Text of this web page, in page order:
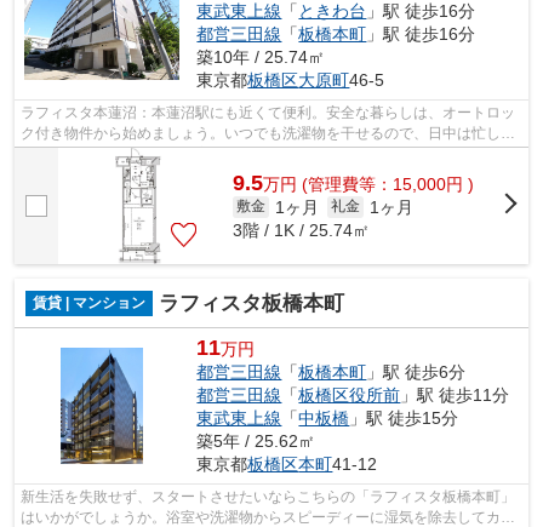
東武東上線 「 ときわ台 」駅 徒歩16分
都営三田線 「板橋本町 」駅 徒歩16分
築10年 / 25.74㎡
東京都板橋区大原町46-5
ラフィスタ本蓮沼：本蓮沼駅にも近くて便利。安全な暮らしは、オートロッ
ク付き物件から始めましょう。いつでも洗濯物を干せるので、日中は忙しい
という人にもおすすめの浴室乾燥機を...
9.5万円 (管理費等：15,000円 )
敷金 1ヶ月 礼金
1ヶ月
3階 / 1K / 25.74㎡
賃貸 | マンション ラフィスタ板橋本町
11万円
都営三田線 「板橋本町 」駅 徒歩6分
都営三田線 「板橋区役所前 」駅 徒歩11分
東武東上線 「中板橋 」駅 徒歩15分
築5年 / 25.62㎡
東京都板橋区本町41-12
新生活を失敗せず、スタートさせたいならこちらの「ラフィスタ板橋本町」
はいかがでしょうか。浴室や洗濯物からスピーディーに湿気を除去してカビ